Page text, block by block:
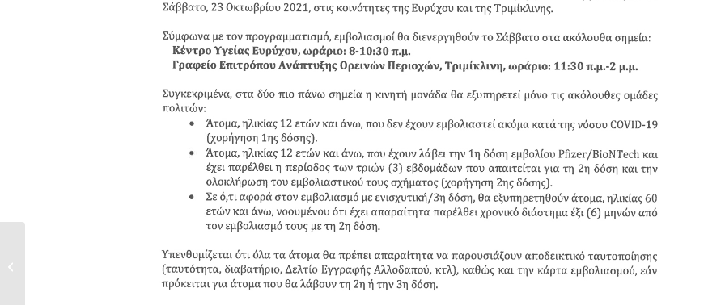
ΓΙΟΡΤΗ ΤΟΥ ΠΑΛΟΥΖΕ ΣΤΑ ΣΠΗΛΙΑ